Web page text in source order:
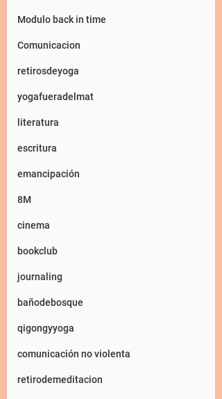
Modulo back in time
Comunicacion
retirosdeyoga
yogafueradelmat
literatura
escritura
emancipación
8M
cinema
bookclub
journaling
bañodebosque
qigongyyoga
comunicación no violenta
retirodemeditacion